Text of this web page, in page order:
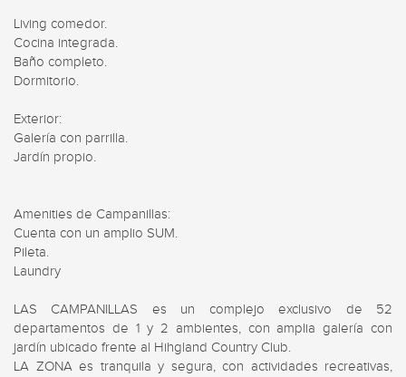
Living comedor.
Cocina integrada.
Baño completo.
Dormitorio.
Exterior:
Galería con parrilla.
Jardín propio.
Amenities de Campanillas:
Cuenta con un amplio SUM.
Pileta.
Laundry
LAS CAMPANILLAS es un complejo exclusivo de 52
departamentos de 1 y 2 ambientes, con amplia galería con
jardín ubicado frente al Hihgland Country Club.
LA ZONA es tranquila y segura, con actividades recreativas,